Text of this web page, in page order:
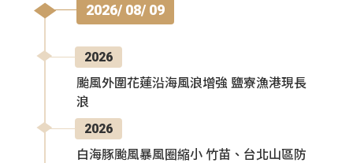
2026/ 08/ 09
2026
颱風外圍花蓮沿海風浪增強 鹽寮漁港現長
浪
2026
白海豚颱風暴風圈縮小 竹苗、台北山區防